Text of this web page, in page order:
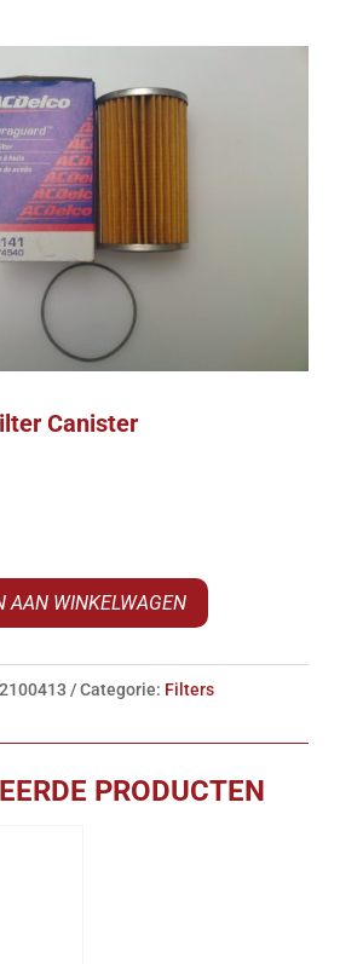
Canister
AAN WINKELWAGEN
2100413 Categorie: Filters
PRODUCTEN